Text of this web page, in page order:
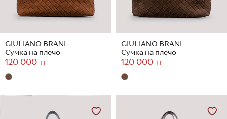
GIULIANO BRANI
Сумка на плечо
120 000 тг
GIULIANO BRANI
Сумка на плечо
120 000 тг